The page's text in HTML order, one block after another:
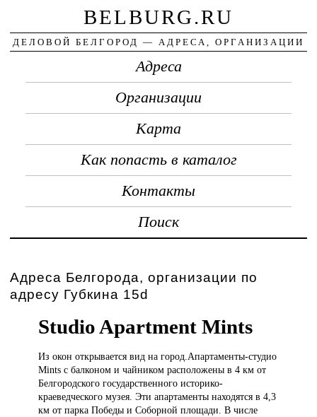
BELBURG.RU
ДЕЛОВОЙ БЕЛГОРОД — АДРЕСА, ОРГАНИЗАЦИИ
Адреса
Организации
Карта
Как попасть в каталог
Контакты
Поиск
Адреса Белгорода, организации по
адресу Губкина 15d
Studio Apartment Mints
Из оконоткрывается вид на город.Апартаменты-студио
Mints с балконом и чайником расположены в 4 км от
Белгородского государственного историко-
краеведческого музея. Эти апартаменты находятся в 4,3
км от парка Победы и Соборной площади. В числе